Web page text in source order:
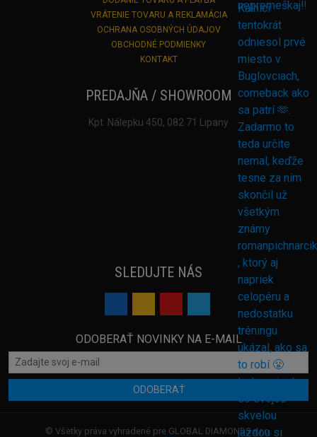
VRÁTENIE TOVARU A REKLAMÁCIA
OCHRANA OSOBNÝCH ÚDAJOV
OBCHODNÉ PODMIENKY
KONTAKT
PREDAJŇA / SHOWROOM
Kpt. Nálepku 450, 082 71 Lipany
SLEDUJTE NÁS
ODOBERAŤ NOVINKY NA E-MAIL
ODOBERAŤ
© Všetky práva vyhradené pre GLOBAL DIAMONDS s.r.o.